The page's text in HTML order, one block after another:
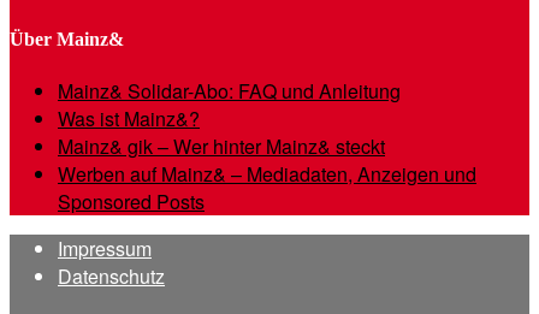
Über Mainz&
Mainz& Solidar-Abo: FAQ und Anleitung
Was ist Mainz&?
Mainz& gik – Wer hinter Mainz& steckt
Werben auf Mainz& – Mediadaten, Anzeigen und
Sponsored Posts
Impressum
Datenschutz